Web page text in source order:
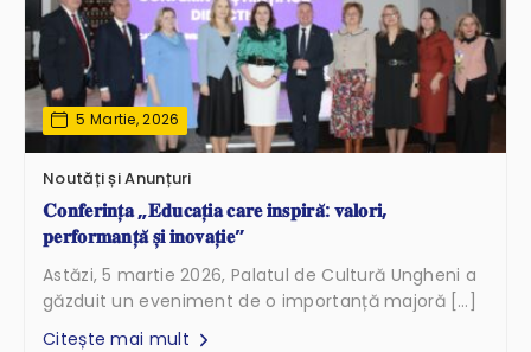
5 Martie, 2026
Noutăți și Anunțuri
𝐂𝐨𝐧𝐟𝐞𝐫𝐢𝐧𝐭̦𝐚 „𝐄𝐝𝐮𝐜𝐚𝐭̦𝐢𝐚 𝐜𝐚𝐫𝐞 𝐢𝐧𝐬𝐩𝐢𝐫𝐚̆: 𝐯𝐚𝐥𝐨𝐫𝐢,
𝐩𝐞𝐫𝐟𝐨𝐫𝐦𝐚𝐧𝐭̦𝐚̆ 𝐬̦𝐢 𝐢𝐧𝐨𝐯𝐚𝐭̦𝐢𝐞”
Astăzi, 5 martie 2026, Palatul de Cultură Ungheni a
găzduit un eveniment de o importanță majoră […]
Citește mai mult